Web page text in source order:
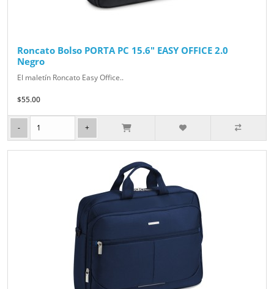
Roncato Bolso PORTA PC 15.6" EASY OFFICE 2.0
Negro
El maletín Roncato Easy Office..
$55.00